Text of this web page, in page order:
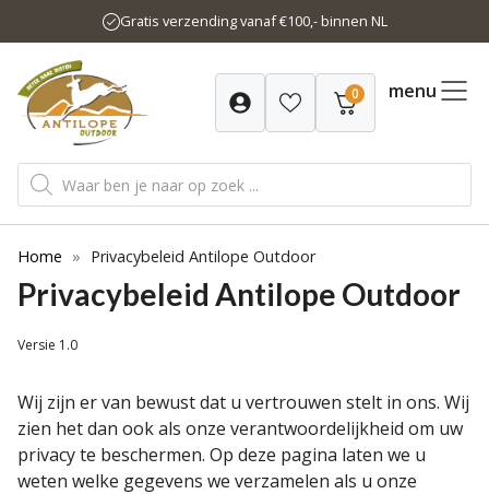
naar
inhoud
Gratis verzending vanaf €100,- binnen NL
0 menu
Producten
zoeken
Home » Privacybeleid Antilope Outdoor
Privacybeleid Antilope Outdoor
Versie 1.0
Wij zijn er van bewust dat u vertrouwen stelt in ons. Wij
zien het dan ook als onze verantwoordelijkheid om uw
privacy te beschermen. Op deze pagina laten we u
weten welke gegevens we verzamelen als u onze